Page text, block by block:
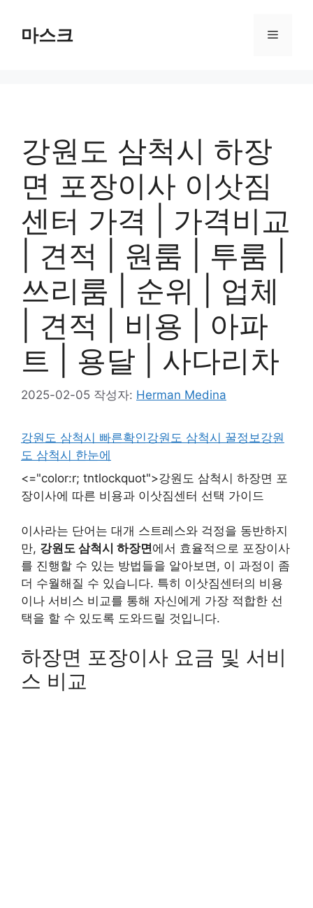
마스크 메
강원도 삼척시 하장
면 포장이사 이삿짐
센터 가격 | 가격비교
| 견적 | 원룸 | 투룸 |
쓰리룸 | 순위 | 업체
| 견적 | 비용 | 아파
트 | 용달 | 사다리차
2025-02-05 작성자: Herman Medina
강원도 삼척시 빠른확인강원도 삼척시 꿀정보 강원
도 삼척시 한눈에
<="color:r; tntlockquot">강원도 삼척시 하장면 포
장이사에 따른 비용과 이삿짐센터 선택 가이드
이사라는 단어는 대개 스트레스와 걱정을 동반하지
만, 강원도 삼척시 하장면에서 효율적으로 포장이사
를 진행할 수 있는 방법들을 알아보면, 이 과정이 좀
더 수월해질 수 있습니다. 특히 이삿짐센터의 비용
이나 서비스 비교를 통해 자신에게 가장 적합한 선
택을 할 수 있도록 도와드릴 것입니다.
하장면 포장이사 요금 및 서비
스 비교